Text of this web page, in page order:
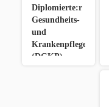
Diplomierte:r
Gesundheits-
und
Krankenpfleger:in
(DGKP)